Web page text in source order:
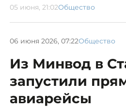
05 июня, 21:02Общество
06 июня 2026, 07:22Общество
Из Минвод в
запустили
авиарейсы